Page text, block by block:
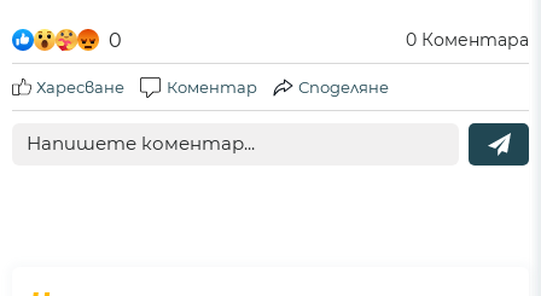
0 0 Коментара
Харесване Коментар Споделяне